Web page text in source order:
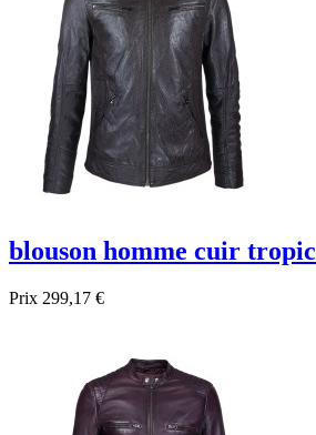
blouson homme cuir
Prix 299,17 €